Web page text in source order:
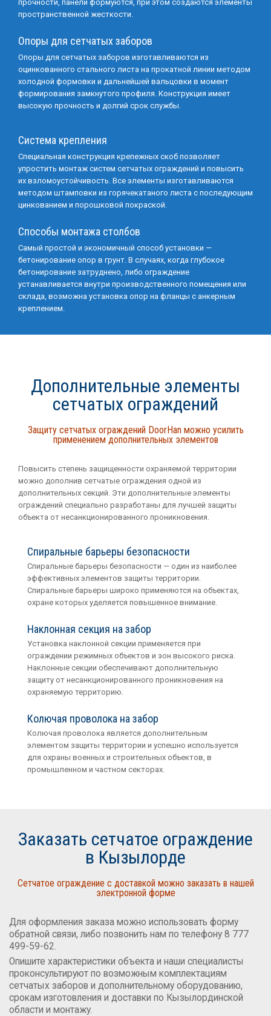
прочности, панели формуются, при этом создаются элементы
пространственной жесткости.
Опоры для сетчатых заборов
Опоры для сетчатых заборов изготавливаются из
оцинкованного стального листа на прокатной линии методом
холодной формовки и дальнейшей вальцовки в момент
формирования замкнутого профиля. Конструкция имеет
высокую прочность и долгий срок службы.
Система крепления
Специальная конструкция крепежных скоб позволяет
упростить монтаж систем сетчатых ограждений и повысить
их взломоустойчивость. Все элементы изготавливаются
методом штамповки из горячекатаного листа с последующим
цинкованием и порошковой покраской.
Способы монтажа столбов
Самый простой и экономичный способ установки —
бетонирование опор в грунт. В случаях, когда глубокое
бетонирование затруднено, либо ограждение
устанавливается внутри производственного помещения или
склада, возможна установка опор на фланцы с анкерным
креплением.
Дополнительные элементы
сетчатых ограждений
Защиту сетчатых ограждений DoorHan можно усилить
применением дополнительных элементов
Повысить степень защищенности охраняемой территории
можно дополнив сетчатые ограждения одной из
дополнительных секций. Эти дополнительные элементы
ограждений специально разработаны для лучшей защиты
объекта от несанкционированного проникновения.
Спиральные барьеры безoпасности
Спиральные барьеры безопасности — один из наиболее
эффективных элементов защиты территории.
Спиральные барьеры широко применяются на объектах,
охране которых уделяется повышенное внимание.
Наклонная секция на забор
Установка наклонной секции применяется при
ограждении режимных объектов и зон высокого риска.
Наклонные секции обеспечивают дополнительную
защиту от несанкционированного проникновения на
охраняемую территорию.
Колючая проволока на забор
Колючая проволока является дополнительным
элементом защиты территории и успешно используется
для охраны военных и строительных объектов, в
промышленном и частном секторах.
Заказать сетчатое ограждение
в Кызылорде
Сетчатое ограждение с доставкой можно заказать в нашей
электронной форме
Для оформления заказа можно использовать форму
обратной связи, либо позвонить нам по телефону 8 777
499-59-62.
Опишите характеристики объекта и наши специалисты
проконсультируют по возможным комплектациям
сетчатых заборов и дополнительному оборудованию,
срокам изготовления и доставки по Кызылординской
области и монтажу.